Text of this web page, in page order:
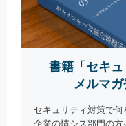
書籍「セキュ
メルマガ
セキュリティ対策で
企業の情シス部門の方